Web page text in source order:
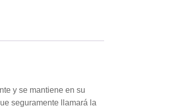
y se mantiene en su
seguramente llamará la